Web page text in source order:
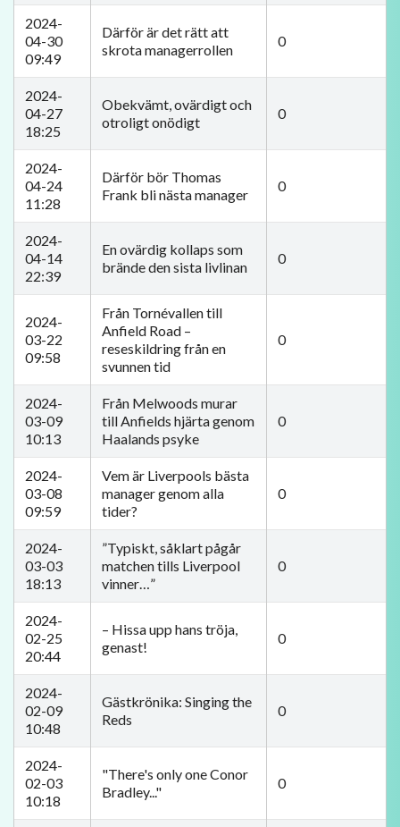
2024-
04-30
09:49
Därför är det rätt att
skrota managerrollen
0
2024-
04-27
18:25
Obekvämt, ovärdigt och
otroligt onödigt
0
2024-
04-24
11:28
Därför bör Thomas
Frank bli nästa manager
0
2024-
04-14
22:39
En ovärdig kollaps som
brände den sista livlinan
0
2024-
03-22
09:58
Från Tornévallen till
Anfield Road –
reseskildring från en
svunnen tid
0
2024-
03-09
10:13
Från Melwoods murar
till Anfields hjärta genom
Haalands psyke
0
2024-
03-08
09:59
Vem är Liverpools bästa
manager genom alla
tider?
0
2024-
03-03
18:13
”Typiskt, såklart pågår
matchen tills Liverpool
vinner…”
0
2024-
02-25
20:44
– Hissa upp hans tröja,
genast!
0
2024-
02-09
10:48
Gästkrönika: Singing the
Reds
0
2024-
02-03
10:18
"There's only one Conor
Bradley..."
0